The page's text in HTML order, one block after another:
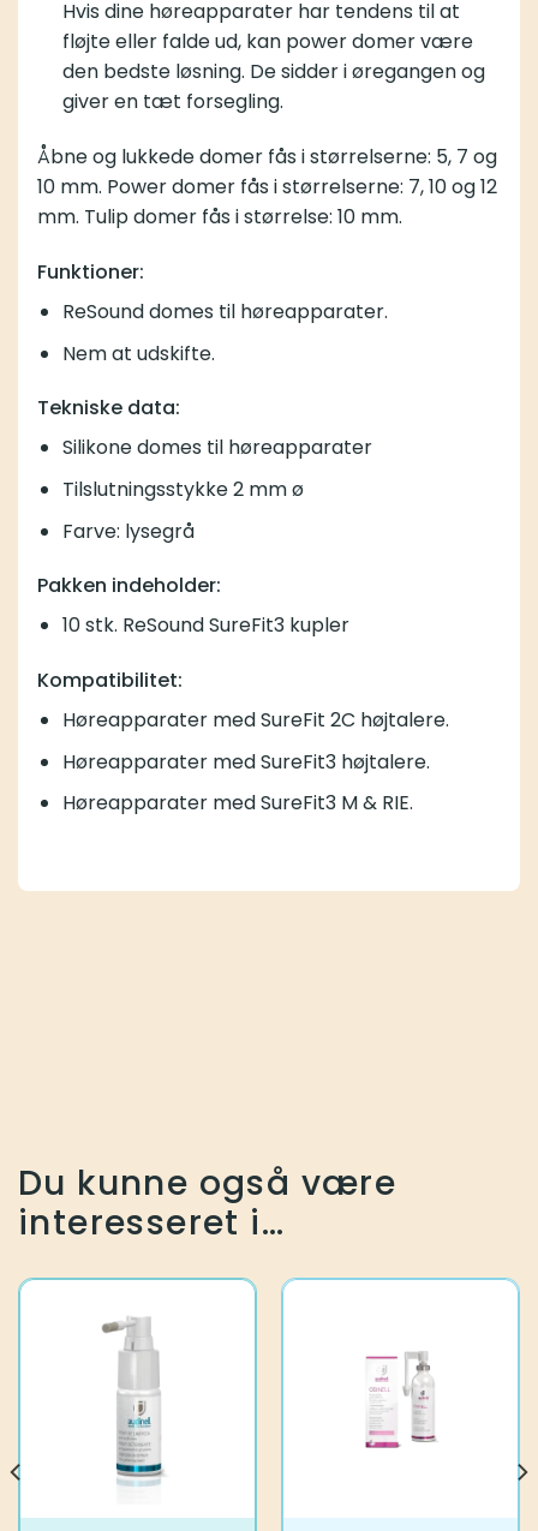
Hvis dine høreapparater har tendens til at
fløjte eller falde ud, kan power domer være
den bedste løsning. De sidder i øregangen og
giver en tæt forsegling.
Åbne og lukkede domer fås i størrelserne: 5, 7 og
10 mm. Power domer fås i størrelserne: 7, 10 og 12
mm. Tulip domer fås i størrelse: 10 mm.
Funktioner:
ReSound domes til høreapparater.
Nem at udskifte.
Tekniske data:
Silikone domes til høreapparater
Tilslutningsstykke 2 mm ø
Farve: lysegrå
Pakken indeholder:
10 stk. ReSound SureFit3 kupler
Kompatibilitet:
Høreapparater med SureFit 2C højtalere.
Høreapparater med SureFit3 højtalere.
Høreapparater med SureFit3 M & RIE.
Du kunne også være
interesseret i…